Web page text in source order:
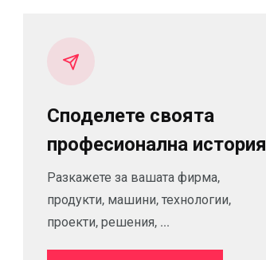
Споделете своята
професионална история
Разкажете за вашата фирма,
продукти, машини, технологии,
проекти, решения, ...